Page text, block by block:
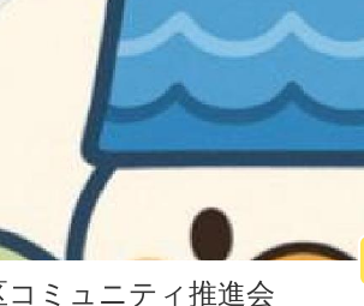
コミュニティ推進会
鎌倉
相模原